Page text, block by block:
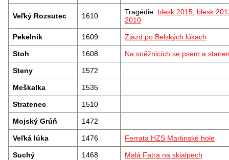
Veľký Rozsutec 1610 Tragédie: blesk 2015 blesk
2010
Pekelník 1609 Zjazd po Belských lúkach
Stoh 1608 Na sněžnicích se psem a
Steny 1572
Meškalka 1535
Stratenec 1510
Mojský Grúň 1472
Veľká lúka 1476 Ferrata HZS Martinské hole
Suchý 1468 Malá Fatra na skialpech